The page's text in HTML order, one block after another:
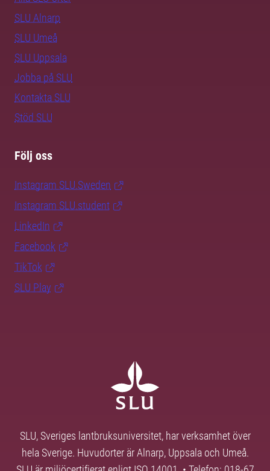
SLU Alnarp
SLU Umeå
SLU Uppsala
Jobba på SLU
Kontakta SLU
Stöd SLU
Följ oss
Instagram SLU.Sweden
Instagram SLU.student
LinkedIn
Facebook
TikTok
SLU Play
SLU, Sveriges lantbruksuniversitet, har verksamhet över
hela Sverige. Huvudorter är Alnarp, Uppsala och Umeå.